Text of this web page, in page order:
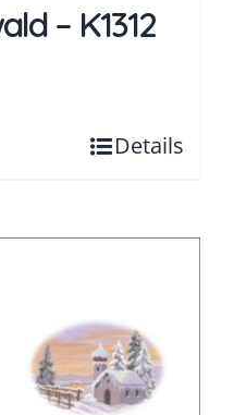
– K1312
Details